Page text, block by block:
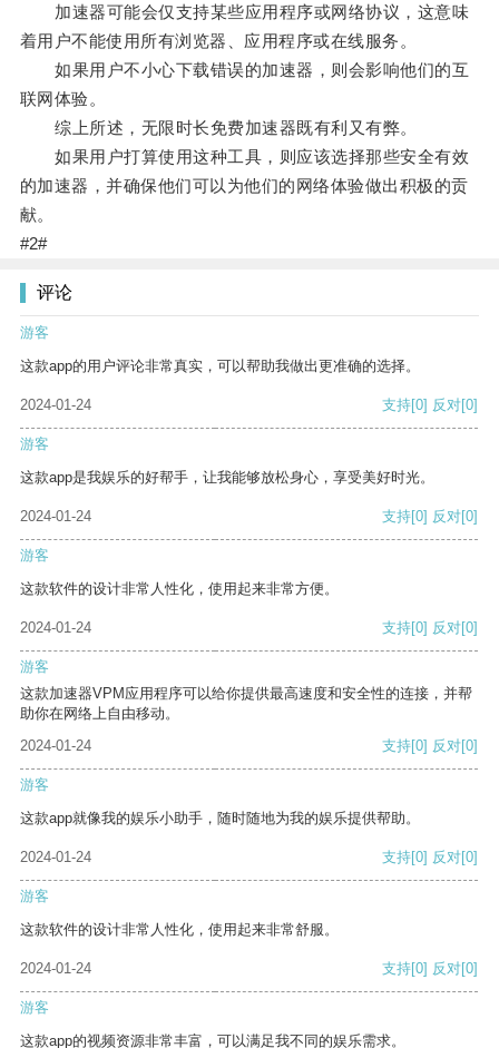
加速器可能会仅支持某些应用程序或网络协议，这意味
着用户不能使用所有浏览器、应用程序或在线服务。
如果用户不小心下载错误的加速器，则会影响他们的互
联网体验。
综上所述，无限时长免费加速器既有利又有弊。
如果用户打算使用这种工具，则应该选择那些安全有效
的加速器，并确保他们可以为他们的网络体验做出积极的贡
献。
#2#
评论
游客
这款app的用户评论非常真实，可以帮助我做出更准确的选择。
2024-01-24 支持[0] 反对[0]
游客
这款app是我娱乐的好帮手，让我能够放松身心，享受美好时光。
2024-01-24 支持[0] 反对[0]
游客
这款软件的设计非常人性化，使用起来非常方便。
2024-01-24 支持[0] 反对[0]
游客
这款加速器VPM应用程序可以给你提供最高速度和安全性的连接，并帮
助你在网络上自由移动。
2024-01-24
支持[0] 反对[0]
游客
这款app就像我的娱乐小助手，随时随地为我的娱乐提供帮助。
2024-01-24 支持[0] 反对[0]
游客
这款软件的设计非常人性化，使用起来非常舒服。
2024-01-24 支持[0] 反对[0]
游客
这款app的视频资源非常丰富，可以满足我不同的娱乐需求。